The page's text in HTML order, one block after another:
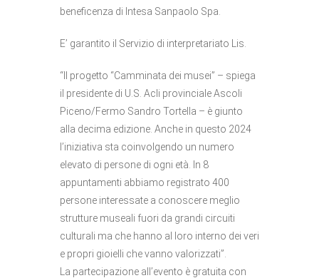
beneficenza di Intesa Sanpaolo Spa.
E’ garantito il Servizio di interpretariato Lis.
“Il progetto “Camminata dei musei” – spiega
il presidente di U.S. Acli provinciale Ascoli
Piceno/Fermo Sandro Tortella – è giunto
alla decima edizione. Anche in questo 2024
l’iniziativa sta coinvolgendo un numero
elevato di persone di ogni età. In 8
appuntamenti abbiamo registrato 400
persone interessate a conoscere meglio
strutture museali fuori da grandi circuiti
culturali ma che hanno al loro interno dei veri
e propri gioielli che vanno valorizzati”.
La partecipazione all’evento è gratuita con